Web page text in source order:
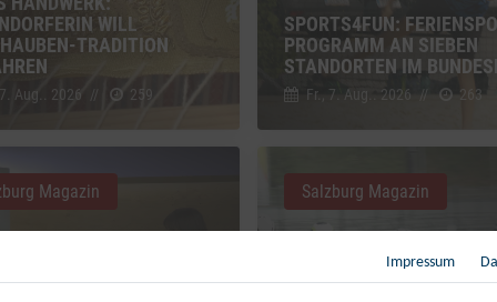
WILL
TRADITION
Aug.. 2026 // 259
SPORTS4FUN:
PROGRAMM AN SIEBEN
STANDORTEN IM
Fr., 7. Aug.. 2026 // 263
Magazin Salzburg Magazin
Impressum